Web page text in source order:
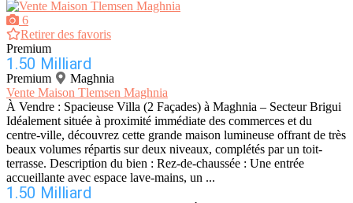
6
Retirer des favoris
Premium
1.50 Milliard
Premium
Maghnia
Vente Maison Tlemsen Maghnia
À Vendre : Spacieuse Villa (2 Façades) à Maghnia – Secteur Brigui
Idéalement située à proximité immédiate des commerces et du
centre-ville, découvrez cette grande maison lumineuse offrant de très
beaux volumes répartis sur deux niveaux, complétés par un toit-
terrasse. Description du bien : Rez-de-chaussée : Une entrée
accueillante avec espace lave-mains, un ...
1.50 Milliard